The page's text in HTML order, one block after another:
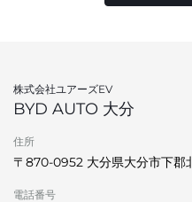
株式会社ユアーズEV
BYD AUTO 大分
住所
〒870-0952 大分県大分市下郡
電話番号